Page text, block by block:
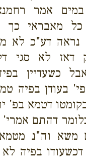
אמר
מאבראי כך
נראה דע"כ לא
דאז לא סגי
כשעדיין
בעודן בפיה
דטמא בפ'
דהתם
משא וה"נ
בפיה